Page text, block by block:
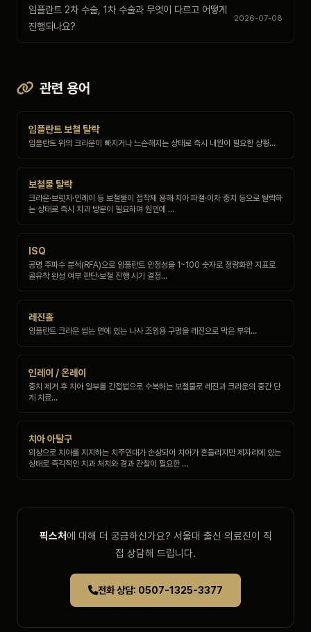
임플란트 2차 수술, 1차 수술과 무엇이 다르고 어떻게
진행되나요?
2026-07-08
관련 용어
임플란트 보철 탈락
임플란트 위의 크라운이 빠지거나 느슨해지는 상태로 즉시 내원이 필요한 상황…
보철물 탈락
크라운·브릿지·인레이 등 보철물이 접착제 용해·치아 파절·이차 충치 등으로 탈락하
는 상태로 즉시 치과 방문이 필요하며 원인에 …
ISQ
공명 주파수 분석(RFA)으로 임플란트 안정성을 1~100 숫자로 정량화한 지표로
골유착 완성 여부 판단·보철 진행 시기 결정…
레진홀
임플란트 크라운 씹는 면에 있는 나사 조임용 구멍을 레진으로 막은 부위…
인레이 / 온레이
충치 제거 후 치아 일부를 간접법으로 수복하는 보철물로 레진과 크라운의 중간 단
계 치료…
치아 아탈구
외상으로 치아를 지지하는 치주인대가 손상되어 치아가 흔들리지만 제자리에 있는
상태로 즉각적인 치과 처치와 경과 관찰이 필요한 …
픽스처 에 대해 더 궁금하신가요? 서울대 출신 의료진이 직
접 상담해 드립니다.
전화 상담: 0507-1325-3377